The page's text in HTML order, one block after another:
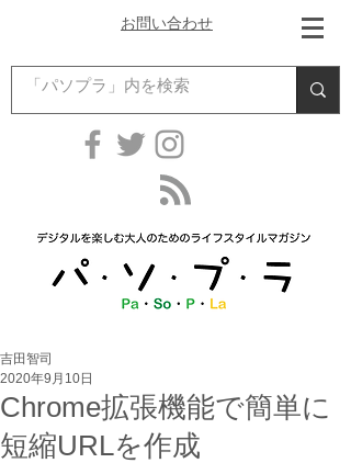
お問い合わせ
Chrome拡張機能で簡単に
短縮URLを作成
吉田智司
2020年9月10日